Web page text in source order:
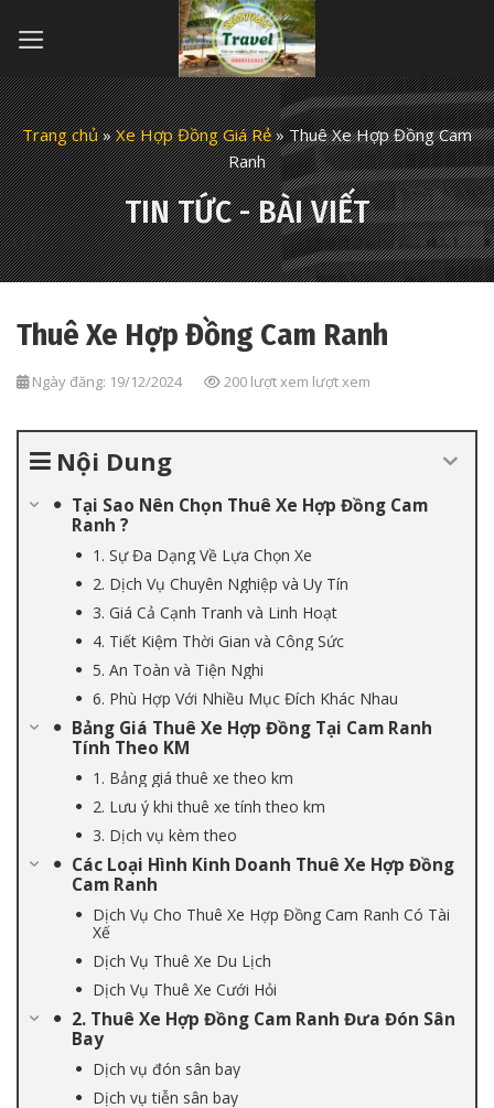
Trang chủ»Xe Hợp Đồng Giá Rẻ»Thuê Xe Hợp Đồng Cam
Ranh
TIN TỨC - BÀI VIẾT
Thuê Xe Hợp Đồng Cam Ranh
Ngày đăng: 19/12/2024 200 lượt xem lượt xem
Nội Dung
Tại Sao Nên Chọn Thuê Xe Hợp Đồng Cam
Ranh ?
1. Sự Đa Dạng Về Lựa Chọn Xe
2. Dịch Vụ Chuyên Nghiệp và Uy Tín
3. Giá Cả Cạnh Tranh và Linh Hoạt
4. Tiết Kiệm Thời Gian và Công Sức
5. An Toàn và Tiện Nghi
6. Phù Hợp Với Nhiều Mục Đích Khác Nhau
Bảng Giá Thuê Xe Hợp Đồng Tại Cam Ranh
Tính Theo KM
1. Bảng giá thuê xe theo km
2. Lưu ý khi thuê xe tính theo km
3. Dịch vụ kèm theo
Các Loại Hình Kinh Doanh Thuê Xe Hợp Đồng
Cam Ranh
Dịch Vụ Cho Thuê Xe Hợp Đồng Cam Ranh Có Tài
Xế
Dịch Vụ Thuê Xe Du Lịch
Dịch Vụ Thuê Xe Cưới Hỏi
2. Thuê Xe Hợp Đồng Cam Ranh Đưa Đón Sân
Bay
Dịch vụ đón sân bay
Dịch vụ tiễn sân bay